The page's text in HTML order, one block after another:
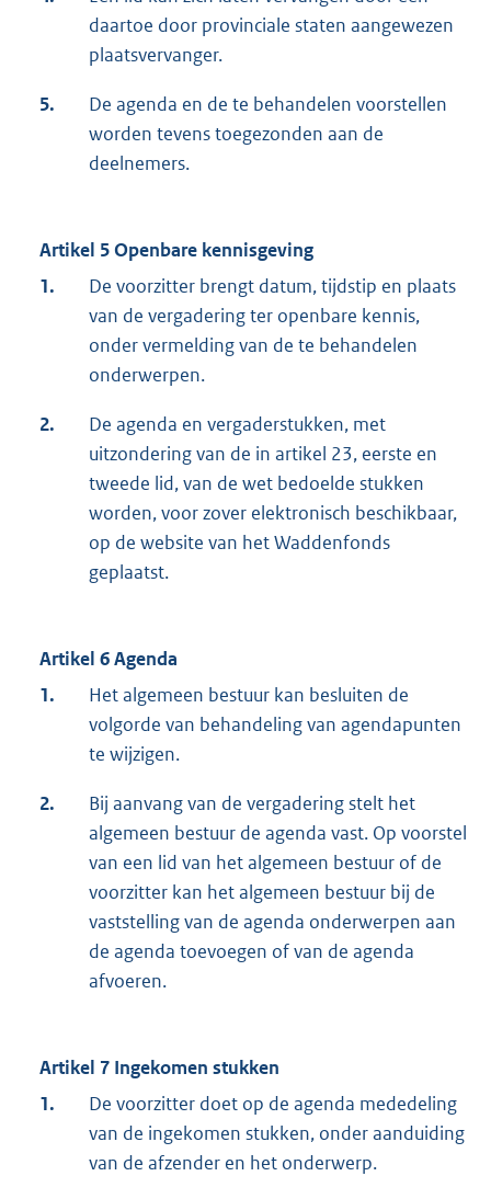
daartoe door provinciale staten aangewezen
plaatsvervanger.
5.
De agenda en de te behandelen voorstellen
worden tevens toegezonden aan de
deelnemers.
Artikel 5 Openbare kennisgeving
1.
De voorzitter brengt datum, tijdstip en plaats
van de vergadering ter openbare kennis,
onder vermelding van de te behandelen
onderwerpen.
2.
De agenda en vergaderstukken, met
uitzondering van de in artikel 23, eerste en
tweede lid, van de wet bedoelde stukken
worden, voor zover elektronisch beschikbaar,
op de website van het Waddenfonds
geplaatst.
Artikel 6 Agenda
1.
Het algemeen bestuur kan besluiten de
volgorde van behandeling van agendapunten
te wijzigen.
2.
Bij aanvang van de vergadering stelt het
algemeen bestuur de agenda vast. Op voorstel
van een lid van het algemeen bestuur of de
voorzitter kan het algemeen bestuur bij de
vaststelling van de agenda onderwerpen aan
de agenda toevoegen of van de agenda
afvoeren.
Artikel 7 Ingekomen stukken
1.
De voorzitter doet op de agenda mededeling
van de ingekomen stukken, onder aanduiding
van de afzender en het onderwerp.